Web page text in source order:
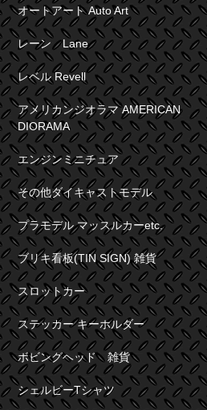
オートアート Auto Art
レーン Lane
レベル Revell
アメリカンジオラマ AMERICAN
DIORAMA
エンジンミニチュア
その他ダイキャストモデル
プラモデル マッスルカーetc.
ブリキ看板(TIN SIGN) 雑貨
スロットカー
ステッカー キーホルダー
ボビングヘッド 雑貨
シェルビーTシャツ